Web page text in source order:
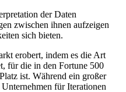
der Daten
zwischen ihnen aufzeigen
sich bieten.
erobert, indem es die Art
für die in den Fortune 500
ist. Während ein großer
für Iterationen